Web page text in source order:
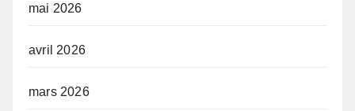
mai 2026
avril 2026
mars 2026